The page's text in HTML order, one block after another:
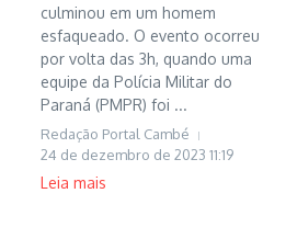
culminou em um homem
esfaqueado. O evento ocorreu
por volta das 3h, quando uma
equipe da Polícia Militar do
Paraná (PMPR) foi ...
Redação Portal Cambé
24 de dezembro de 2023 11:19
Leia mais